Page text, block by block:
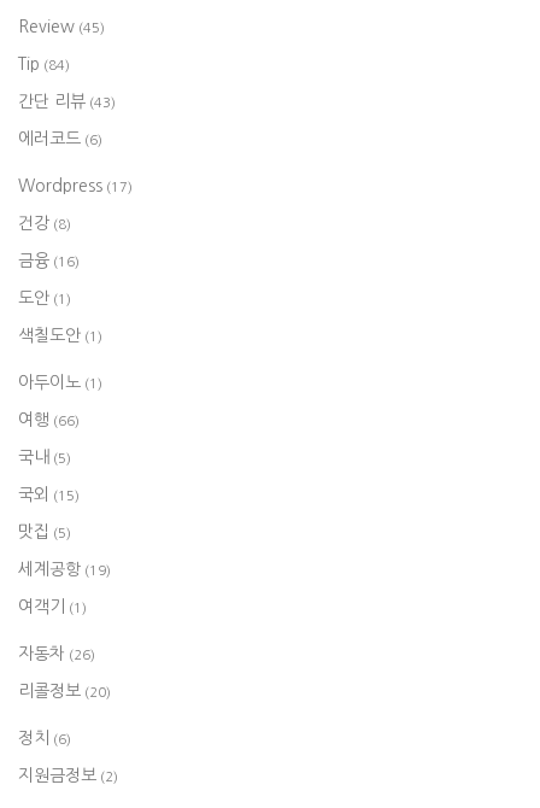
Review (45)
Tip (84)
간단 리뷰 (43)
에러코드 (6)
Wordpress (17)
건강 (8)
금융 (16)
도안 (1)
색칠도안 (1)
아두이노 (1)
여행 (66)
국내 (5)
국외 (15)
맛집 (5)
세계공항 (19)
여객기 (1)
자동차 (26)
리콜정보 (20)
정치 (6)
지원금정보 (2)